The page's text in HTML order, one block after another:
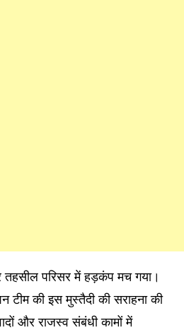
परिसर में हड़कंप मच गया।
टीम की इस मुस्तैदी की सराहना की
और राजस्व संबंधी कामों में